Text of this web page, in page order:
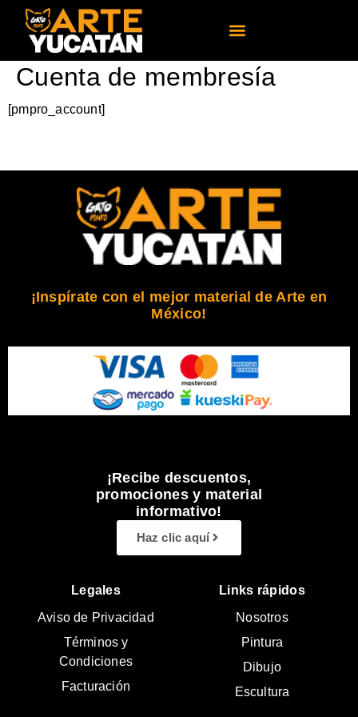
Cuenta de membresía
[pmpro_account]
¡Inspírate con el mejor material de Arte en
México!
¡Recibe descuentos,
promociones y material
informativo!
Haz clic aquí
Legales
Aviso de Privacidad
Términos y
Condiciones
Facturación
Links rápidos
Nosotros
Pintura
Dibujo
Escultura